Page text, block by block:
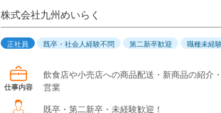
株式会社九州めいらく
正社員 既卒・社会人経験不問 第二新卒歓迎 職種未経
仕事内容
飲食店や小売店への商品配送・新商品の紹介
営業
既卒・第二新卒・未経験歓迎！